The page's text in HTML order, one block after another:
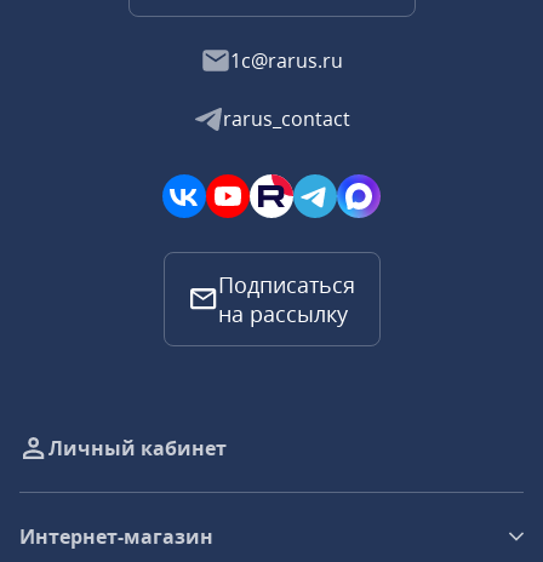
1c@rarus.ru
rarus_contact
Подписаться
на рассылку
Личный кабинет
Интернет-магазин